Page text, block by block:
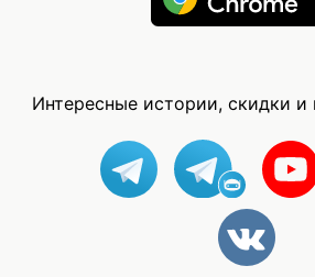
Интересные истории, скидки